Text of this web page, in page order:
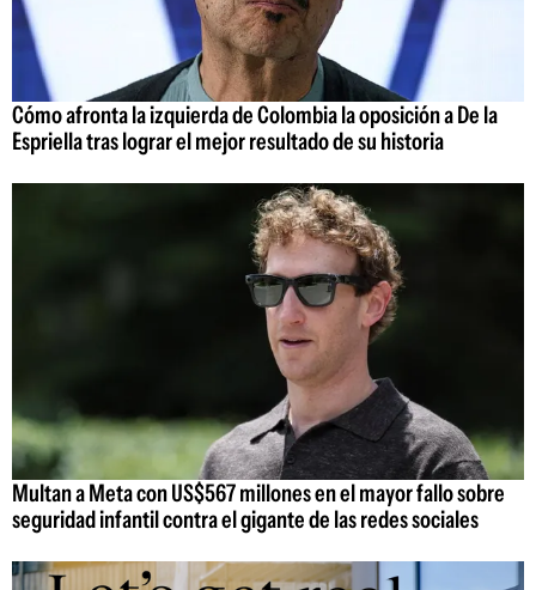
Cómo afronta la izquierda de Colombia la oposición a De la
Espriella tras lograr el mejor resultado de su historia
Multan a Meta con US$567 millones en el mayor fallo sobre
seguridad infantil contra el gigante de las redes sociales